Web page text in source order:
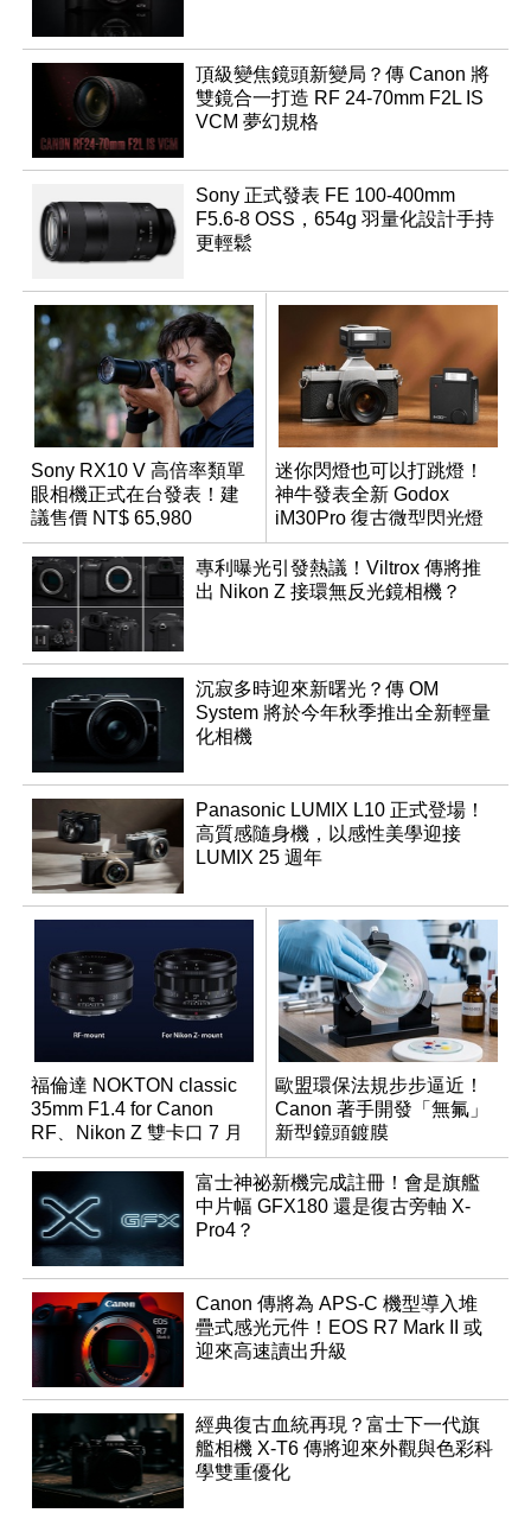
頂級變焦鏡頭新變局？傳 Canon 將
雙鏡合一打造 RF 24-70mm F2L IS
VCM 夢幻規格
Sony 正式發表 FE 100-400mm
F5.6-8 OSS，654g 羽量化設計手持
更輕鬆
Sony RX10 V 高倍率類單
眼相機正式在台發表！建
議售價 NT$ 65,980
迷你閃燈也可以打跳燈！
神牛發表全新 Godox
iM30Pro 復古微型閃光燈
專利曝光引發熱議！Viltrox 傳將推
出 Nikon Z 接環無反光鏡相機？
沉寂多時迎來新曙光？傳 OM
System 將於今年秋季推出全新輕量
化相機
Panasonic LUMIX L10 正式登場！
高質感隨身機，以感性美學迎接
LUMIX 25 週年
福倫達 NOKTON classic
35mm F1.4 for Canon
RF、Nikon Z 雙卡口 7 月
同步登台
歐盟環保法規步步逼近！
Canon 著手開發「無氟」
新型鏡頭鍍膜
富士神祕新機完成註冊！會是旗艦
中片幅 GFX180 還是復古旁軸 X-
Pro4？
Canon 傳將為 APS-C 機型導入堆
疊式感光元件！EOS R7 Mark II 或
迎來高速讀出升級
經典復古血統再現？富士下一代旗
艦相機 X-T6 傳將迎來外觀與色彩科
學雙重優化